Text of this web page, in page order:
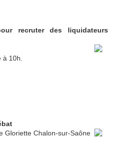
recruter des liquidateurs
10h.
Gloriette Chalon-sur-Saône